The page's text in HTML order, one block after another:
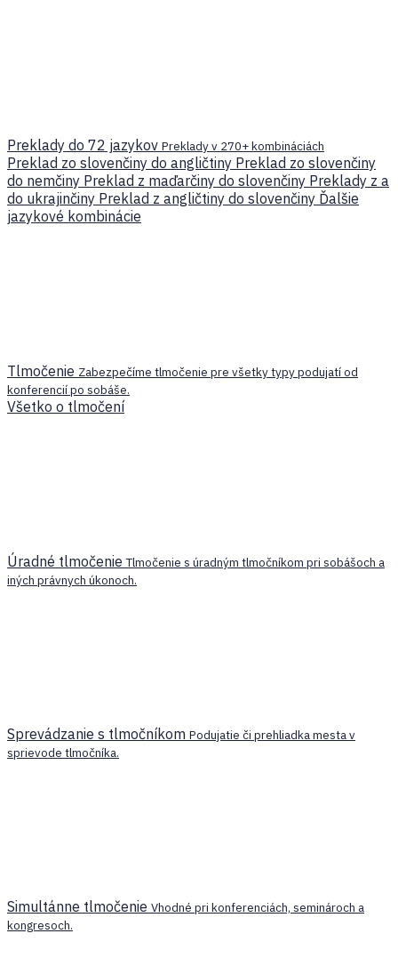
Preklady do 72 jazykov Preklady v 270+ kombináciách
Preklad zo slovenčiny do angličtiny Preklad zo slovenčiny
do nemčiny Preklad z maďarčiny do slovenčiny Preklady z a
do ukrajinčiny Preklad z angličtiny do slovenčiny Ďalšie
jazykové kombinácie
Tlmočenie Zabezpečíme tlmočenie pre všetky typy podujatí od
konferencií po sobáše.
Všetko o tlmočení
Úradné tlmočenie Tlmočenie s úradným tlmočníkom pri sobášoch a
iných právnych úkonoch.
Sprevádzanie s tlmočníkom Podujatie či prehliadka mesta v
sprievode tlmočníka.
Simultánne tlmočenie Vhodné pri konferenciách, seminároch a
kongresoch.